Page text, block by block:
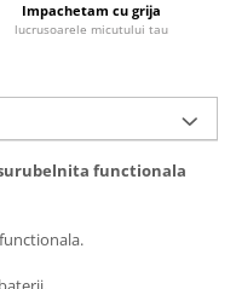
Impachetam cu grija
lucrusoarele micutului tau
functionala